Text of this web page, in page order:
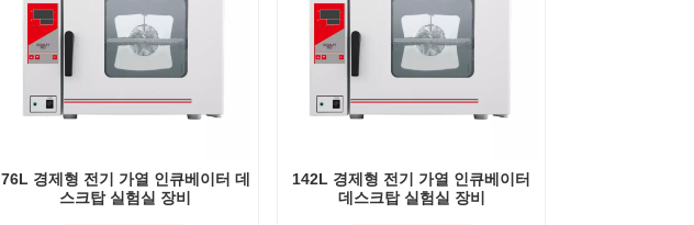
76L 경제형 전기 가열 인큐베이터 데
스크탑 실험실 장비
142L 경제형 전기 가열 인큐베이터
데스크탑 실험실 장비